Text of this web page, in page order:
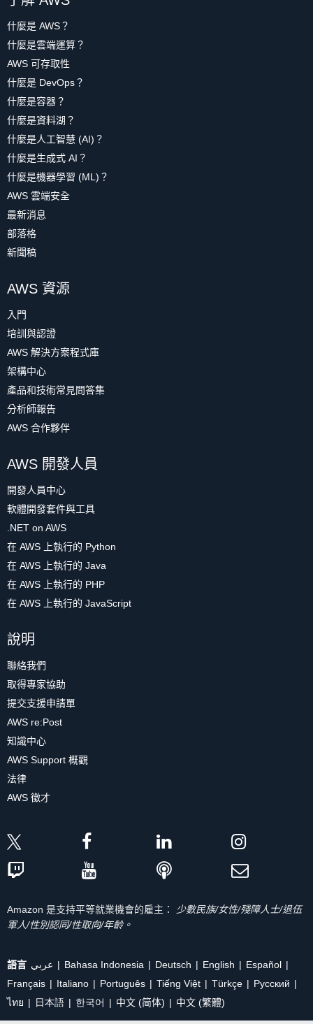
什麼是 AWS？
什麼是雲端運算？
AWS 可存取性
什麼是 DevOps？
什麼是容器？
什麼是資料湖？
什麼是人工智慧 (AI)？
什麼是生成式 AI？
什麼是機器學習 (ML)？
AWS 雲端安全
最新消息
部落格
新聞稿
AWS 資源
入門
培訓與認證
AWS 解決方案程式庫
架構中心
產品和技術常見問答集
分析師報告
AWS 合作夥伴
AWS 開發人員
開發人員中心
軟體開發套件與工具
.NET on AWS
在 AWS 上執行的 Python
在 AWS 上執行的 Java
在 AWS 上執行的 PHP
在 AWS 上執行的 JavaScript
說明
聯絡我們
取得專家協助
提交支援申請單
AWS re:Post
知識中心
AWS Support 概觀
法律
AWS 徵才
Amazon 是支持平等就業機會的雇主：
少數民族/女性/殘障人士/退伍
軍人/性別認同/性取向/年齡。
語言 عربي Bahasa Indonesia Deutsch English
Español
Français
Italiano Português Tiếng Việt Türkçe
Ρусский
ไทย
日本語 한국어 中文 (简体) 中文 (繁體)